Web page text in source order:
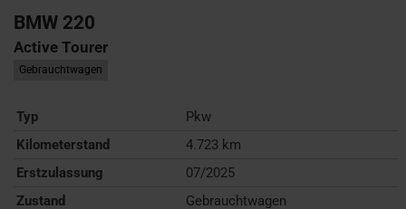
BMW 220
Active Tourer
Gebrauchtwagen
Typ
Pkw
Kilometerstand
4.723 km
Erstzulassung
07/2025
Zustand
Gebrauchtwagen